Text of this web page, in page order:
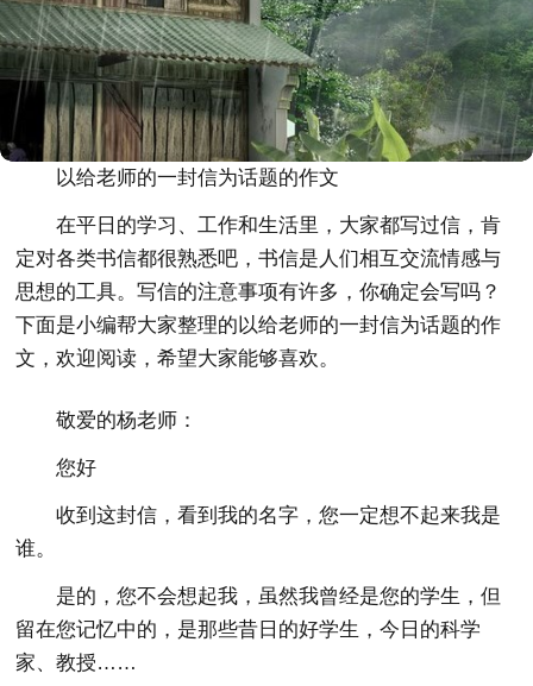
以给老师的一封信为话题的作文
在平日的学习、工作和生活里，大家都写过信，肯
定对各类书信都很熟悉吧，书信是人们相互交流情感与
思想的工具。写信的注意事项有许多，你确定会写吗？
下面是小编帮大家整理的以给老师的一封信为话题的作
文，欢迎阅读，希望大家能够喜欢。
敬爱的杨老师：
您好
收到这封信，看到我的名字，您一定想不起来我是
谁。
是的，您不会想起我，虽然我曾经是您的学生，但
留在您记忆中的，是那些昔日的好学生，今日的科学
家、教授……